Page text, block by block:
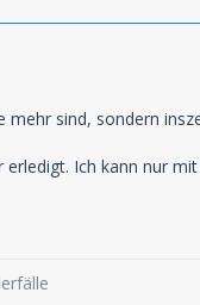
sind, sondern
Ich kann nur